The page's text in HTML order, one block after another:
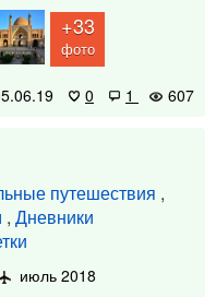
+33
фото
0 1 607
путешествия ,
, Дневники
июль 2018